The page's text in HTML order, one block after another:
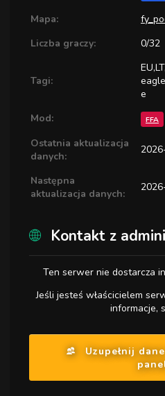
Mapa:
Liczba graczy:
0/32
Tagi:
e
Mod:
FFA
Ostatnia aktualizacja
danych:
Następna
aktualizacja danych:
Kontakt z
Ten serwer nie dostarcza
Jeśli jesteś właścicielem
informacje,
Uzupełnij